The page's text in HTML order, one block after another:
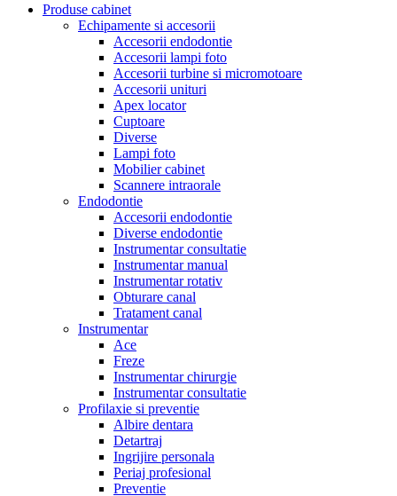
Produse cabinet
Echipamente si accesorii
Accesorii endodontie
Accesorii lampi foto
Accesorii turbine si micromotoare
Accesorii unituri
Apex locator
Cuptoare
Diverse
Lampi foto
Mobilier cabinet
Scannere intraorale
Endodontie
Accesorii endodontie
Diverse endodontie
Instrumentar consultatie
Instrumentar manual
Instrumentar rotativ
Obturare canal
Tratament canal
Instrumentar
Ace
Freze
Instrumentar chirurgie
Instrumentar consultatie
Profilaxie si preventie
Albire dentara
Detartraj
Ingrijire personala
Periaj profesional
Preventie